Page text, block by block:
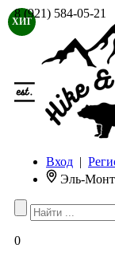
8 (921) 584-05-21
Вход |
Эль-
0
ХИТ